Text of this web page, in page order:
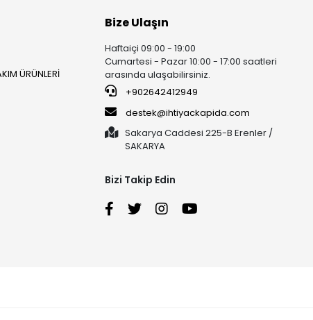
ÜRÜNLERİ
Bize Ulaşın
Haftaiçi 09:00 - 19:00
Cumartesi - Pazar 10:00 - 17:00 saatleri
arasında ulaşabilirsiniz.
+902642412949
destek@ihtiyackapida.com
Sakarya Caddesi 225-B Erenler /
SAKARYA
Bizi Takip Edin